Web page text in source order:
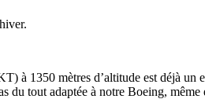
à 1350 mètres d’altitude est déjà un
du tout adaptée à notre Boeing, même